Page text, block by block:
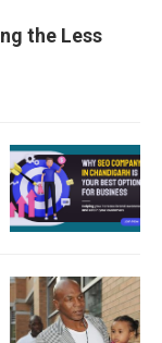
the Less